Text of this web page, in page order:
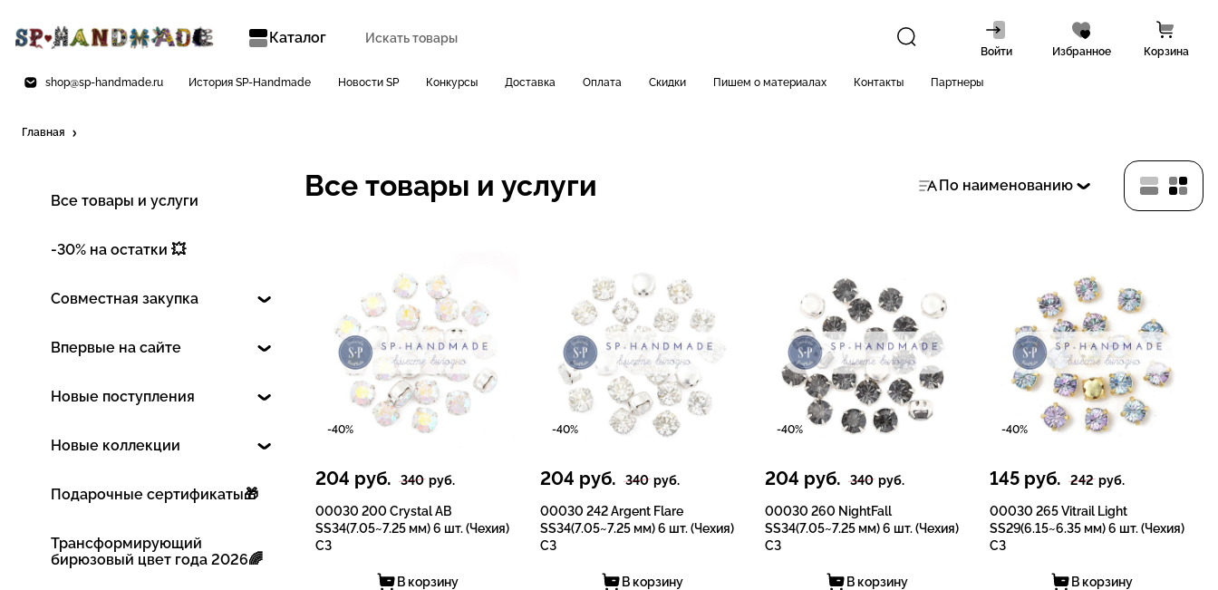
Каталог
Войти Избранное Корзина
shop@sp-handmade.ru История SP-Handmade Новости SP Конкурсы Доставка Оплата Скидки Пишем о материалах Контакты Партнеры
Главная
Все товары и услуги
-30% на остатки 💥
Совместная закупка
Впервые на сайте
Новые поступления
Новые коллекции
Подарочные сертификаты🎁
Трансформирующий
бирюзовый цвет года 2026🌈
Все товары и услуги По наименованию
-40%
204 руб. 340 руб.
00030 200 Crystal AB
SS34(7.05~7.25 мм) 6 шт. (Чехия)
СЗ
В корзину
-40%
204 руб. 340 руб.
00030 242 Argent Flare
SS34(7.05~7.25 мм) 6 шт. (Чехия)
СЗ
В корзину
-40%
204 руб. 340 руб.
00030 260 NightFall
SS34(7.05~7.25 мм) 6 шт. (Чехия)
СЗ
В корзину
-40%
145 руб. 242 руб.
00030 265 Vitrail Light
SS29(6.15~6.35 мм) 6 шт. (Чехия)
СЗ
В корзину